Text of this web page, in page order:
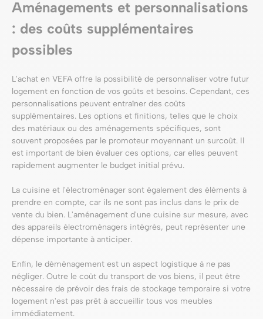
Aménagements et personnalisations
: des coûts supplémentaires
possibles
L'achat en VEFA offre la possibilité de personnaliser votre futur
logement en fonction de vos goûts et besoins. Cependant, ces
personnalisations peuvent entraîner des coûts
supplémentaires. Les options et finitions, telles que le choix
des matériaux ou des aménagements spécifiques, sont
souvent proposées par le promoteur moyennant un surcoût. Il
est important de bien évaluer ces options, car elles peuvent
rapidement augmenter le budget initial prévu.
La cuisine et l'électroménager sont également des éléments à
prendre en compte, car ils ne sont pas inclus dans le prix de
vente du bien. L'aménagement d'une cuisine sur mesure, avec
des appareils électroménagers intégrés, peut représenter une
dépense importante à anticiper.
Enfin, le déménagement est un aspect logistique à ne pas
négliger. Outre le coût du transport de vos biens, il peut être
nécessaire de prévoir des frais de stockage temporaire si votre
logement n'est pas prêt à accueillir tous vos meubles
immédiatement.